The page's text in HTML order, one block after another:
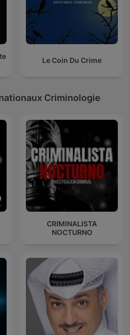
Le Coin Du Crime
Criminologie
CRIMINALISTA
NOCTURNO